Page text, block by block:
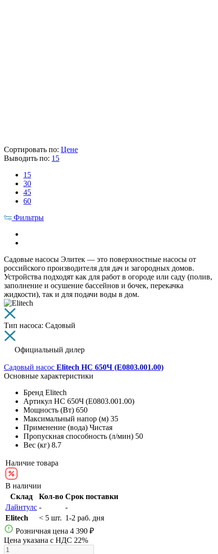
Сортировать по: Цене
Выводить по: 15
15
30
45
60
Фильтры
Садовые насосы Элитек — это поверхностные насосы от
российского производителя для дач и загородных домов.
Устройства подходят как для работ в огороде или саду (полив,
заполнение и осушение бассейнов и бочек, перекачка
жидкости), так и для подачи воды в дом.
Тип насоса: Садовый
Официальный дилер
Садовый насос Elitech НС 650Ч (E0803.001.00)
Основные характеристики
Бренд Elitech
Артикул НС 650Ч (E0803.001.00)
Мощность (Вт) 650
Максимальный напор (м) 35
Применение (вода) Чистая
Пропускная способность (л/мин) 50
Вес (кг) 8.7
Наличие товара
В наличии
Склад
Кол-во Срок поставки
Лайнтулс -
-
Elitech
< 5 шт. 1-2 раб. дня
Розничная цена 4 390 ₽
Цена указана с НДС 22%